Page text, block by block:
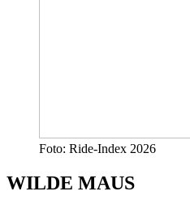
Foto: Ride-Index 2026
WILDE MAUS